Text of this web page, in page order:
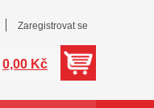
Zaregistrovat se
0,00 Kč